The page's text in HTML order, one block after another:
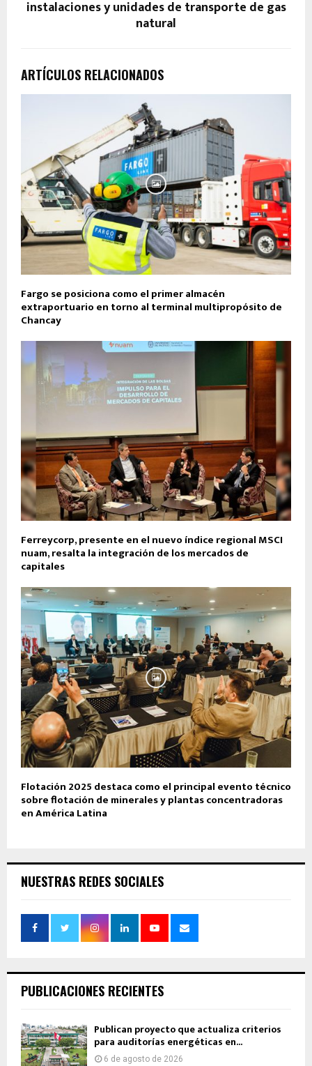
instalaciones y unidades de transporte de gas
natural
ARTÍCULOS RELACIONADOS
Fargo se posiciona como el primer almacén
extraportuario en torno al terminal multipropósito de
Chancay
Ferreycorp, presente en el nuevo índice regional MSCI
nuam, resalta la integración de los mercados de
capitales
Flotación 2025 destaca como el principal evento técnico
sobre flotación de minerales y plantas concentradoras
en América Latina
NUESTRAS REDES SOCIALES
PUBLICACIONES RECIENTES
Publican proyecto que actualiza criterios
para auditorías energéticas en...
6 de agosto de 2026